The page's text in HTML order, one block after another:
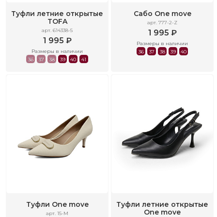
Туфли летние открытые
TOFA
арт. 614338-5
1 995 ₽
Размеры в наличии
36
37 38 39 40 41
Сабо One move
арт. 777-2-Z
1 995 ₽
Размеры в наличии
36
37 38 39 40
Туфли One move
арт. 15-M
Туфли летние открытые
One move